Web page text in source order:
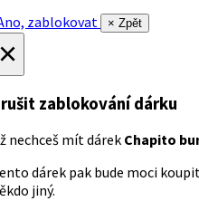
zablokovat
× Zpět
zablokování dárku
nechceš mít dárek Chapito
dárek pak bude moci
jiný.